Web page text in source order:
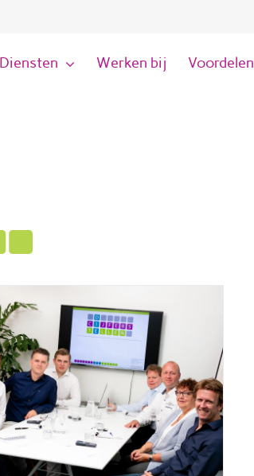
Diensten Werken bij Voordelen